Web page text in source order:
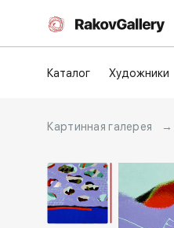
Каталог Художники
Картинная галерея →